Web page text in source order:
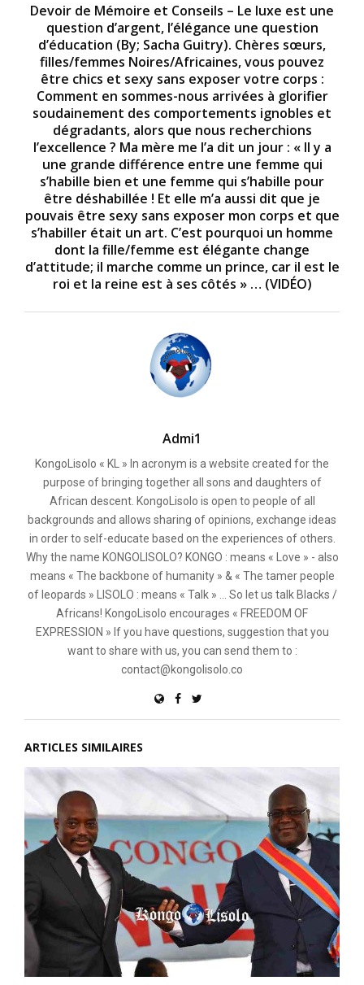
Devoir de Mémoire et Conseils – Le luxe est une
question d’argent, l’élégance une question
d’éducation (By; Sacha Guitry). Chères sœurs,
filles/femmes Noires/Africaines, vous pouvez
être chics et sexy sans exposer votre corps :
Comment en sommes-nous arrivées à glorifier
soudainement des comportements ignobles et
dégradants, alors que nous recherchions
l’excellence ? Ma mère me l’a dit un jour : « Il y a
une grande différence entre une femme qui
s’habille bien et une femme qui s’habille pour
être déshabillée ! Et elle m’a aussi dit que je
pouvais être sexy sans exposer mon corps et que
s’habiller était un art. C’est pourquoi un homme
dont la fille/femme est élégante change
d’attitude; il marche comme un prince, car il est le
roi et la reine est à ses côtés » … (VIDÉO)
Admi1
KongoLisolo « KL » In acronym is a website created for the
purpose of bringing together all sons and daughters of
African descent. KongoLisolo is open to people of all
backgrounds and allows sharing of opinions, exchange ideas
in order to self-educate based on the experiences of others.
Why the name KONGOLISOLO? KONGO : means « Love » - also
means « The backbone of humanity » & « The tamer people
of leopards » LISOLO : means « Talk » ... So let us talk Blacks /
Africans! KongoLisolo encourages « FREEDOM OF
EXPRESSION » If you have questions, suggestion that you
want to share with us, you can send them to :
contact@kongolisolo.co
ARTICLES SIMILAIRES